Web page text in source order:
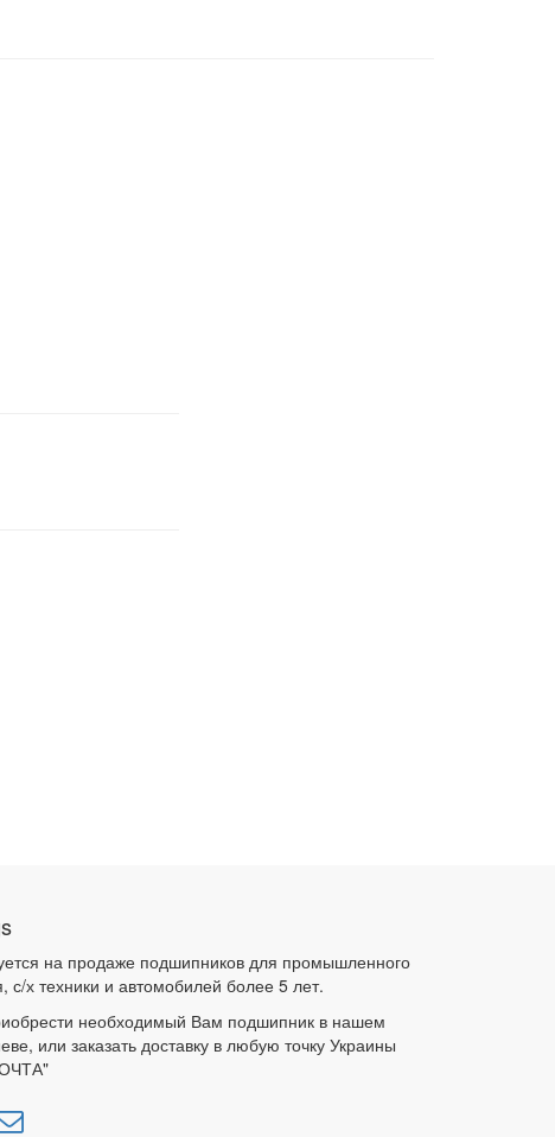
на продаже подшипников для промышленного
с/х техники и автомобилей более 5 лет.
необходимый Вам подшипник в нашем
или заказать доставку в любую точку Украины